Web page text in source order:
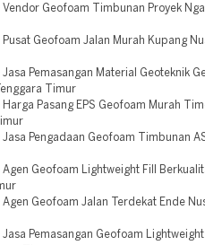
Geofoam Timbunan Proyek
Geofoam Jalan Murah Kupang
Pemasangan Material Geoteknik
Timur
Pasang EPS Geofoam Murah
Pengadaan Geofoam Timbunan
Geofoam Lightweight Fill
Geofoam Jalan Terdekat Ende
Pemasangan Geofoam